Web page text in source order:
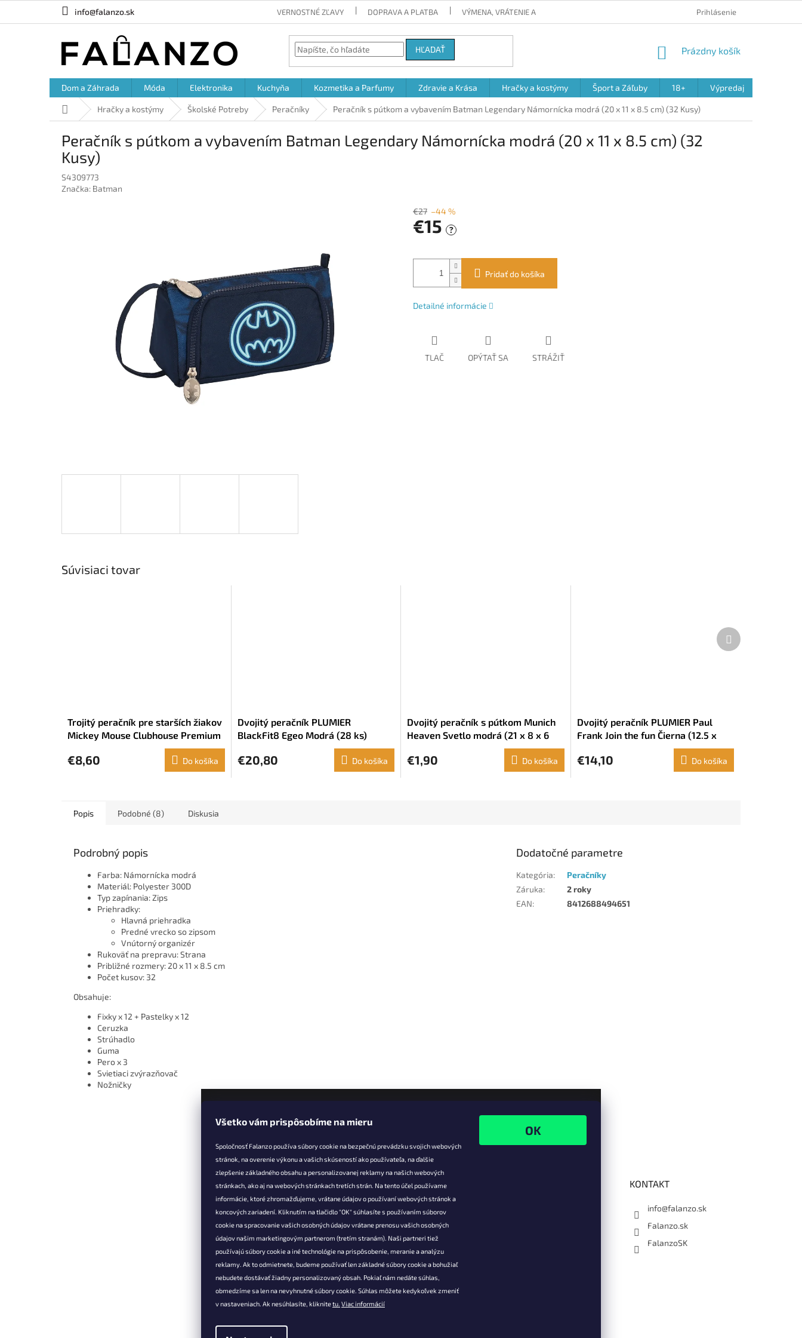
Všetko vám prispôsobíme na mieru
Spoločnosť Falanzo používa súbory cookie na bezpečnú prevádzku svojich webových
stránok, na overenie výkonu a vašich skúseností ako používateľa, na ďalšie
zlepšenie základného obsahu a personalizovanej reklamy na našich webových
stránkach, ako aj na webových stránkach tretích strán. Na tento účel používame
informácie, ktoré zhromažďujeme, vrátane údajov o používaní webových stránok a
koncových zariadení. Kliknutím na tlačidlo "OK" súhlasíte s používaním súborov
cookie na spracovanie vašich osobných údajov vrátane prenosu vašich osobných
údajov našim marketingovým partnerom (tretím stranám). Naši partneri tiež
používajú súbory cookie a iné technológie na prispôsobenie, meranie a analýzu
reklamy. Ak to odmietnete, budeme používať len základné súbory cookie a bohužiaľ
nebudete dostávať žiadny personalizovaný obsah. Pokiaľ nám nedáte súhlas,
obmedzíme sa len na nevyhnutné súbory cookie. Súhlas môžete kedykoľvek zmeniť
v nastaveniach. Ak nesúhlasíte, kliknitetu. Viac informácií
info@falanzo.sk VERNOSTNÉ ZĽAVY DOPRAVA A PLATBA VÝMENA, VRÁTENIE A REKLAMÁCIA PRODUKTOV OBCHODNÉ PODMIENKY
Prihlásenie
HĽADAŤ
NÁKUPNÝ
Prázdny košík
Dom a Záhrada Móda Elektronika Kuchyňa Kozmetika a Parfumy Zdravie a Krása Hračky a kostýmy Šport a Záľuby 18+ Výpredaj
DomovHračky a kostýmy Školské Potreby Peračníky Peračník s pútkom a vybavením Batman Legendary Námornícka modrá (20 x 11 x 8.5 cm) (32 Kusy)
Peračník s pútkom a vybavením Batman Legendary Námornícka modrá (20 x 11 x 8.5 cm) (32
Kusy)
S4309773
Značka: Batman
€27 –44 %
€15 ?
cena:
Pridať do košíka
Detailné informácie
TLAČ OPÝTAŤ SA STRÁŽIŤ
Súvisiaci tovar
Trojitý peračník pre starších žiakov
Mickey Mouse Clubhouse Premium
Čierna (22 x 12 x 3 cm)
€8,60 Do košíka
Dvojitý peračník PLUMIER
BlackFit8 Egeo Modrá (28 ks)
€20,80 Do košíka
Dvojitý peračník s pútkom Munich
Heaven Svetlo modrá (21 x 8 x 6
€1,90 Do košíka
Dvojitý peračník PLUMIER Paul
Frank Join the fun Čierna (12.5 x
€14,10 Do košíka
Ďalší
produkt
Popis Podobné (8) Diskusia
Podrobný popis
Farba: Námornícka modrá
Materiál: Polyester 300D
Typ zapínania: Zips
Priehradky:
Hlavná priehradka
Predné vrecko so zipsom
Vnútorný organizér
Rukoväť na prepravu: Strana
Približné rozmery: 20 x 11 x 8.5 cm
Počet kusov: 32
Obsahuje:
Fixky x 12 + Pastelky x 12
Ceruzka
Strúhadlo
Guma
Pero x 3
Svietiaci zvýrazňovač
Nožničky
Dodatočné parametre
Kategória:
Peračníky
Záruka:
2 roky
EAN: 8412688494651
Informácie pre vás
Vernostné zľavy
Doprava a platba
Výmena, vrátenie a
reklamácia produktov
Obchodné podmienky
Podmienky ochrany
osobných údajov
Kontakt
Facebook
Falanzo.sk
KONTAKT
info@falanzo.sk
Falanzo.sk
FalanzoSK